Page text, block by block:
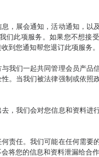
，展会通知，活动通知，以
们此项服务。如果您不想接
到您通知帮您退订此项服务。
我们一起共同管理会员产品
。当我们被法律强制或依照
，我们会对您信息和资料进
责任。我们可能在任何需要
将您的信息和资料泄漏给合作